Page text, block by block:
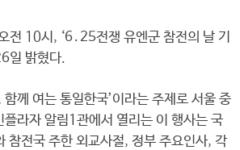
전 10시, ‘6․25전쟁 유엔군 참전의 날 기
일 밝혔다.
함께 여는 통일한국’이라는 주제로 서울 중
플라자 알림1관에서 열리는 이 행사는 국
참전국 주한 외교사절, 정부 주요인사, 각